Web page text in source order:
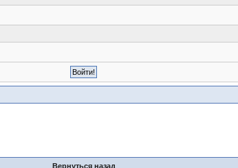
Вернуться назад